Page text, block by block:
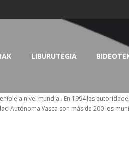
LIBURUTEGIA
a nivel mundial. En 1994 las
Autónoma Vasca son más de 200 los